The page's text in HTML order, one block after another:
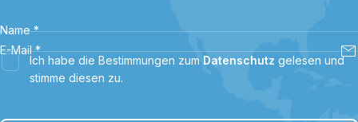
Name *
E-Mail *
Ich habe die Bestimmungen zum Datenschutz gelesen und
stimme diesen zu.